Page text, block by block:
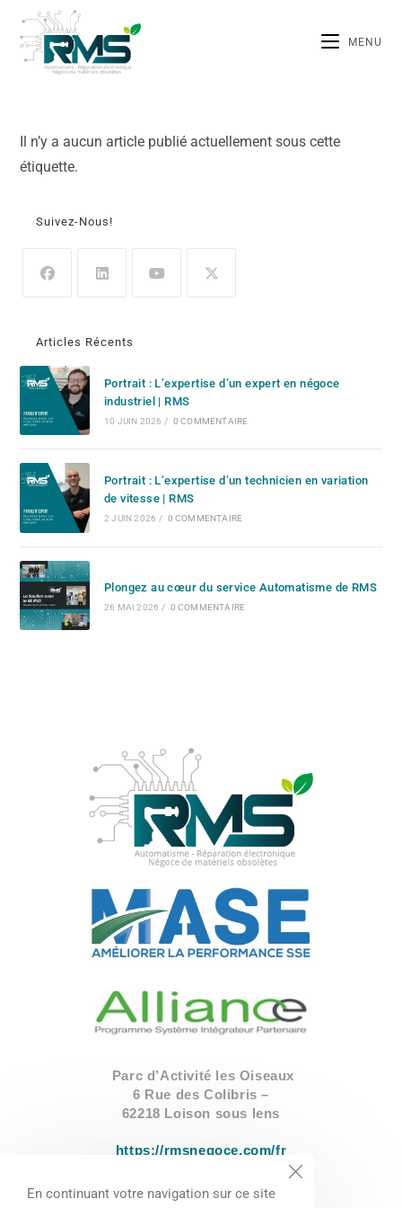
MENU
Il n’y a aucun article publié actuellement sous cette
étiquette.
Suivez-Nous!
Articles Récents
Portrait : L’expertise d’un expert en négoce
industriel | RMS
10 JUIN 2026 / 0 COMMENTAIRE
Portrait : L’expertise d’un technicien en variation
de vitesse | RMS
2 JUIN 2026 / 0 COMMENTAIRE
Plongez au cœur du service Automatisme de RMS
26 MAI 2026 / 0 COMMENTAIRE
Parc d’Activité les Oiseaux
6 Rue des Colibris –
62218 Loison sous lens
https://rmsnegoce.com/fr
03.91.84.71.20
En continuant votre navigation sur ce site